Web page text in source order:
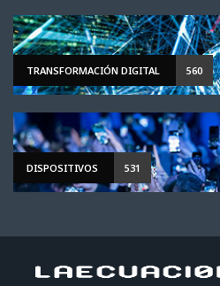
TRANSFORMACIÓN DIGITAL 560
DISPOSITIVOS 531